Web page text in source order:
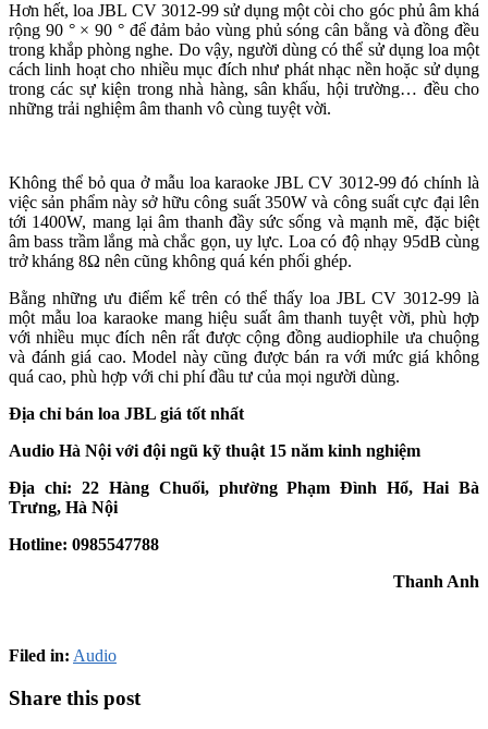
Hơn hết, loa JBL CV 3012-99 sử dụng một còi cho góc phủ âm khá
rộng 90 ° × 90 ° để đảm bảo vùng phủ sóng cân bằng và đồng đều
trong khắp phòng nghe. Do vậy, người dùng có thể sử dụng loa một
cách linh hoạt cho nhiều mục đích như phát nhạc nền hoặc sử dụng
trong các sự kiện trong nhà hàng, sân khấu, hội trường… đều cho
những trải nghiệm âm thanh vô cùng tuyệt vời.
Không thể bỏ qua ở mẫu loa karaoke JBL CV 3012-99 đó chính là
việc sản phẩm này sở hữu công suất 350W và công suất cực đại lên
tới 1400W, mang lại âm thanh đầy sức sống và mạnh mẽ, đặc biệt
âm bass trầm lắng mà chắc gọn, uy lực. Loa có độ nhạy 95dB cùng
trở kháng 8Ω nên cũng không quá kén phối ghép.
Bằng những ưu điểm kể trên có thể thấy loa JBL CV 3012-99 là
một mẫu loa karaoke mang hiệu suất âm thanh tuyệt vời, phù hợp
với nhiều mục đích nên rất được cộng đồng audiophile ưa chuộng
và đánh giá cao. Model này cũng được bán ra với mức giá không
quá cao, phù hợp với chi phí đầu tư của mọi người dùng.
Địa chỉ bán loa JBL giá tốt nhất
Audio Hà Nội với đội ngũ kỹ thuật 15 năm kinh nghiệm
Địa chỉ: 22 Hàng Chuối, phường Phạm Đình Hổ, Hai Bà
Trưng, Hà Nội
Hotline: 0985547788
Thanh Anh
Filed in: Audio
Share this post